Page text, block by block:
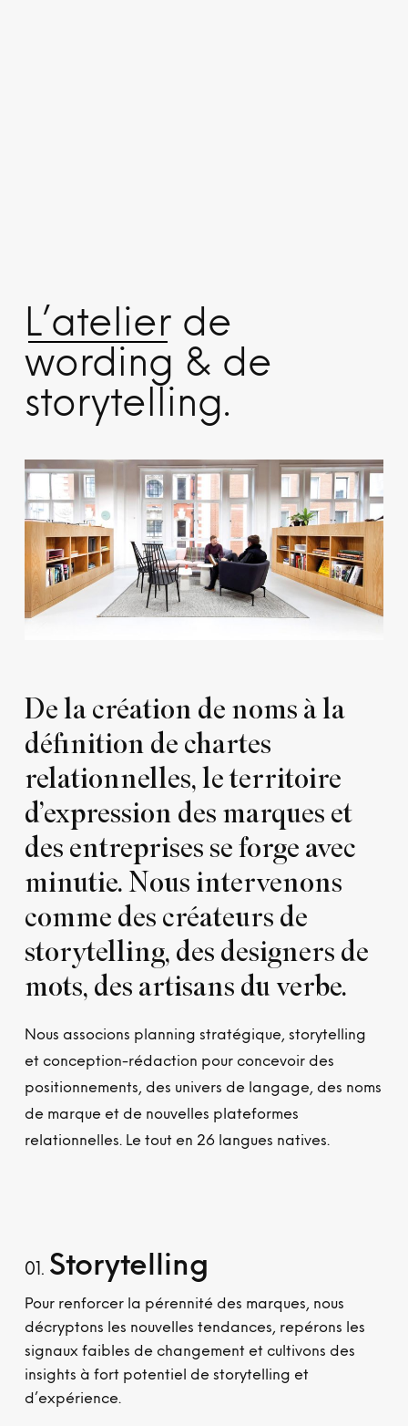
L’atelierde
wording & de
storytelling.
De la création de noms à la
définition de chartes
relationnelles, le territoire
d’expression des marques et
des entreprises se forge avec
minutie. Nous intervenons
comme des créateurs de
storytelling, des designers de
mots, des artisans du verbe.
Nous associons planning stratégique, storytelling
et conception-rédaction pour concevoir des
positionnements, des univers de langage, des noms
de marque et de nouvelles plateformes
relationnelles. Le tout en 26 langues natives.
01. Storytelling
Pour renforcer la pérennité des marques, nous
décryptons les nouvelles tendances, repérons les
signaux faibles de changement et cultivons des
insights à fort potentiel de storytelling et
d’expérience.